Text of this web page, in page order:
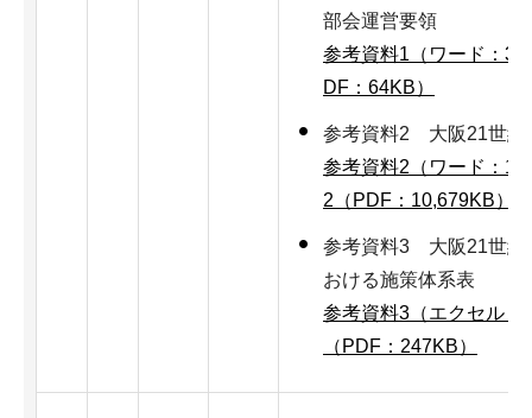
部会運営要領
参考資料1（ワード：
DF：64KB）
参考資料2 大阪21世紀
参考資料2（ワード：
2（PDF：10,679KB）
参考資料3 大阪21世紀
おける施策体系表
参考資料3（エクセル：
（PDF：247KB）